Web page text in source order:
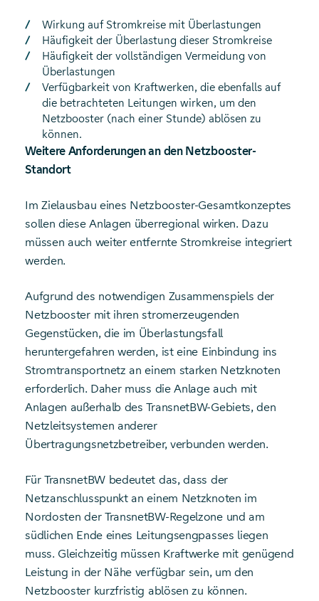
Wirkung auf Stromkreise mit Überlastungen
Häufigkeit der Überlastung dieser Stromkreise
Häufigkeit der vollständigen Vermeidung von
Überlastungen
Verfügbarkeit von Kraftwerken, die ebenfalls auf
die betrachteten Leitungen wirken, um den
Netzbooster (nach einer Stunde) ablösen zu
können.
Weitere Anforderungen an den Netzbooster-
Standort
Im Zielausbau eines Netzbooster-Gesamtkonzeptes
sollen diese Anlagen überregional wirken. Dazu
müssen auch weiter entfernte Stromkreise integriert
werden.
Aufgrund des notwendigen Zusammenspiels der
Netzbooster mit ihren stromerzeugenden
Gegenstücken, die im Überlastungsfall
heruntergefahren werden, ist eine Einbindung ins
Stromtransportnetz an einem starken Netzknoten
erforderlich. Daher muss die Anlage auch mit
Anlagen außerhalb des TransnetBW-Gebiets, den
Netzleitsystemen anderer
Übertragungsnetzbetreiber, verbunden werden.
Für TransnetBW bedeutet das, dass der
Netzanschlusspunkt an einem Netzknoten im
Nordosten der TransnetBW-Regelzone und am
südlichen Ende eines Leitungsengpasses liegen
muss. Gleichzeitig müssen Kraftwerke mit genügend
Leistung in der Nähe verfügbar sein, um den
Netzbooster kurzfristig ablösen zu können.